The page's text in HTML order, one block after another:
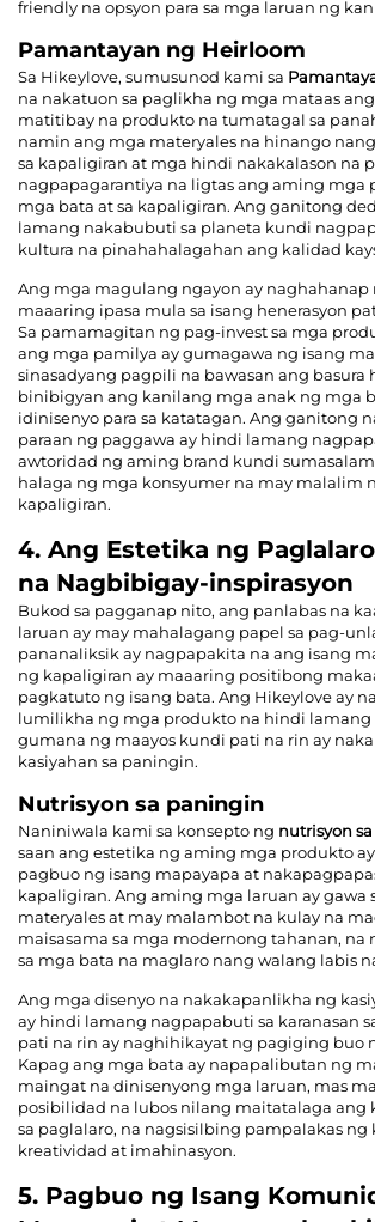
friendly na opsyon para sa mga laruan ng
Pamantayan ng Heirloom
Sa Hikeylove, sumusunod kami sa
na nakatuon sa paglikha ng mga mataas
matitibay na produkto na tumatagal sa
namin ang mga materyales na hinango
sa kapaligiran at mga hindi nakakalason na
nagpapagarantiya na ligtas ang aming mga
mga bata at sa kapaligiran. Ang ganitong
lamang nakabubuti sa planeta kundi
kultura na pinahahalagahan ang kalidad
Ang mga magulang ngayon ay naghahanap
maaaring ipasa mula sa isang henerasyon
Sa pamamagitan ng pag-invest sa mga
ang mga pamilya ay gumagawa ng isang
sinasadyang pagpili na bawasan ang basura
binibigyan ang kanilang mga anak ng mga
idinisenyo para sa katatagan. Ang ganitong
paraan ng paggawa ay hindi lamang
awtoridad ng aming brand kundi
halaga ng mga konsyumer na may malalim
kapaligiran.
4. Ang Estetika ng
na Nagbibigay-inspirasyon
Bukod sa pagganap nito, ang panlabas na
laruan ay may mahalagang papel sa pag-
pananaliksik ay nagpapakita na ang isang
ng kapaligiran ay maaaring positibong
pagkatuto ng isang bata. Ang Hikeylove ay
lumilikha ng mga produkto na hindi lamang
gumana ng maayos kundi pati na rin ay
kasiyahan sa paningin.
Nutrisyon sa paningin
Naniniwala kami sa konsepto ng nutrisyon
saan ang estetika ng aming mga produkto
pagbuo ng isang mapayapa at
kapaligiran. Ang aming mga laruan ay gawa
materyales at may malambot na kulay na
maisasama sa mga modernong tahanan, na
sa mga bata na maglaro nang walang labis
Ang mga disenyo na nakakapanlikha ng
ay hindi lamang nagpapabuti sa karanasan
pati na rin ay naghihikayat ng pagiging buo
Kapag ang mga bata ay napapalibutan ng
maingat na dinisenyong mga laruan, mas
posibilidad na lubos nilang maitatalaga ang
sa paglalaro, na nagsisilbing pampalakas ng
kreatividad at imahinasyon.
5. Pagbuo ng Isang